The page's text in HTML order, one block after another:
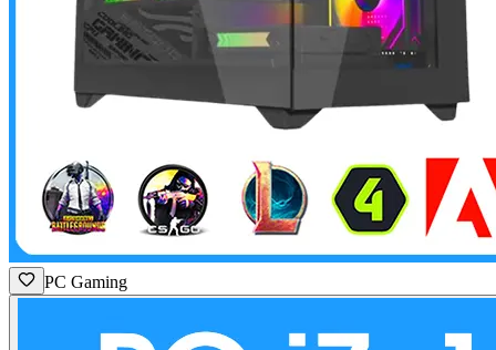
PC Gaming